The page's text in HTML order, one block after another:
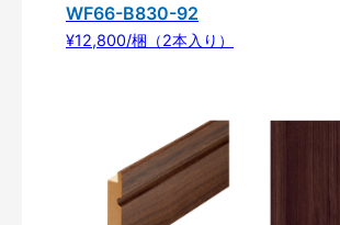
WF66-B830-92
¥12,800/梱（2本入り）